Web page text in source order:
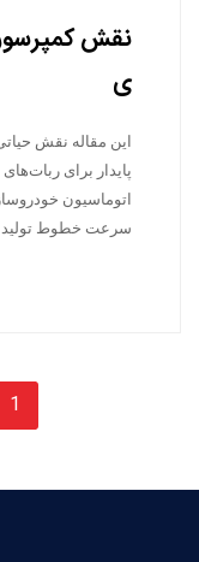
نقش
ی
این مقاله نقش
پایدار برای
اتوماسیون
سرعت خطوط
1